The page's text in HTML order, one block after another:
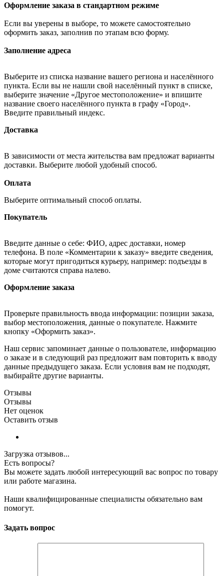
Оформление заказа в стандартном режиме
Если вы уверены в выборе, то можете самостоятельно
оформить заказ, заполнив по этапам всю форму.
Заполнение адреса
Выберите из списка название вашего региона и населённого
пункта. Если вы не нашли свой населённый пункт в списке,
выберите значение «Другое местоположение» и впишите
название своего населённого пункта в графу «Город».
Введите правильный индекс.
Доставка
В зависимости от места жительства вам предложат варианты
доставки. Выберите любой удобный способ.
Оплата
Выберите оптимальный способ оплаты.
Покупатель
Введите данные о себе: ФИО, адрес доставки, номер
телефона. В поле «Комментарии к заказу» введите сведения,
которые могут пригодиться курьеру, например: подъезды в
доме считаются справа налево.
Оформление заказа
Проверьте правильность ввода информации: позиции заказа,
выбор местоположения, данные о покупателе. Нажмите
кнопку «Оформить заказ».
Наш сервис запоминает данные о пользователе, информацию
о заказе и в следующий раз предложит вам повторить к вводу
данные предыдущего заказа. Если условия вам не подходят,
выбирайте другие варианты.
Отзывы
Отзывы
Нет оценок
Оставить отзыв
Загрузка отзывов...
Есть вопросы?
Вы можете задать любой интересующий вас вопрос по товару
или работе магазина.
Наши квалифицированные специалисты обязательно вам
помогут.
Задать вопрос